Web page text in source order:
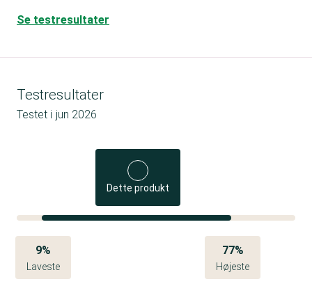
Se testresultater
Testresultater
Testet i jun 2026
Dette produkt
9%
Laveste
77%
Højeste